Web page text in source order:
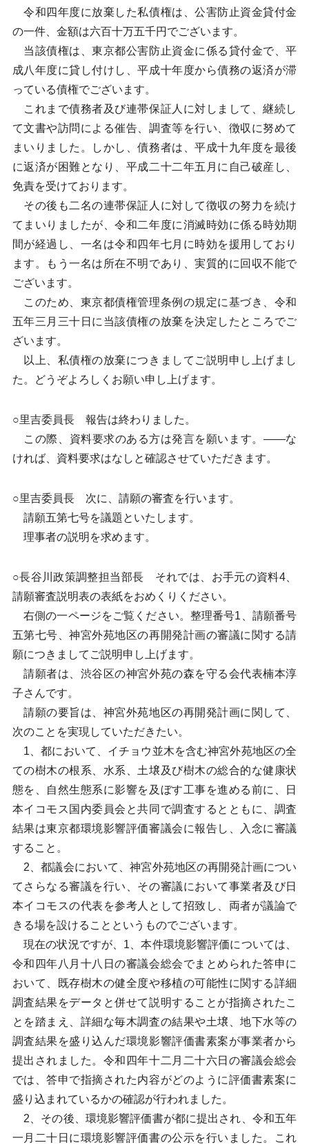
令和四年度に放棄した私債権は、公害防止資金貸付金
の一件、金額は六百十万五千円でございます。
当該債権は、東京都公害防止資金に係る貸付金で、平
成八年度に貸し付けし、平成十年度から債務の返済が滞
っている債権でございます。
これまで債務者及び連帯保証人に対しまして、継続し
て文書や訪問による催告、調査等を行い、徴収に努めて
まいりました。しかし、債務者は、平成十九年度を最後
に返済が困難となり、平成二十二年五月に自己破産し、
免責を受けております。
その後も二名の連帯保証人に対して徴収の努力を続け
てまいりましたが、令和二年度に消滅時効に係る時効期
間が経過し、一名は令和四年七月に時効を援用しており
ます。もう一名は所在不明であり、実質的に回収不能で
ございます。
このため、東京都債権管理条例の規定に基づき、令和
五年三月三十日に当該債権の放棄を決定したところでご
ざいます。
以上、私債権の放棄につきましてご説明申し上げまし
た。どうぞよろしくお願い申し上げます。
○里吉委員長 報告は終わりました。
この際、資料要求のある方は発言を願います。——な
ければ、資料要求はなしと確認させていただきます。
○里吉委員長 次に、請願の審査を行います。
請願五第七号を議題といたします。
理事者の説明を求めます。
○長谷川政策調整担当部長 それでは、お手元の資料4、
請願審査説明表の表紙をおめくりください。
右側の一ページをご覧ください。整理番号1、請願番号
五第七号、神宮外苑地区の再開発計画の審議に関する請
願につきましてご説明申し上げます。
請願者は、渋谷区の神宮外苑の森を守る会代表楠本淳
子さんです。
請願の要旨は、神宮外苑地区の再開発計画に関して、
次のことを実現していただきたい。
1、都において、イチョウ並木を含む神宮外苑地区の全
ての樹木の根系、水系、土壌及び樹木の総合的な健康状
態を、自然生態系に影響を及ぼす工事を進める前に、日
本イコモス国内委員会と共同で調査するとともに、調査
結果は東京都環境影響評価審議会に報告し、入念に審議
すること。
2、都議会において、神宮外苑地区の再開発計画につい
てさらなる審議を行い、その審議において事業者及び日
本イコモスの代表を参考人として招致し、両者が議論で
きる場を設けることというものでございます。
現在の状況ですが、1、本件環境影響評価については、
令和四年八月十八日の審議会総会でまとめられた答申に
おいて、既存樹木の健全度や移植の可能性に関する詳細
調査結果をデータと併せて説明することが指摘されたこ
とを踏まえ、詳細な毎木調査の結果や土壌、地下水等の
調査結果を盛り込んだ環境影響評価書素案が事業者から
提出されました。令和四年十二月二十六日の審議会総会
では、答申で指摘された内容がどのように評価書素案に
盛り込まれているかの確認が行われました。
2、その後、環境影響評価書が都に提出され、令和五年
一月二十日に環境影響評価書の公示を行いました。これ